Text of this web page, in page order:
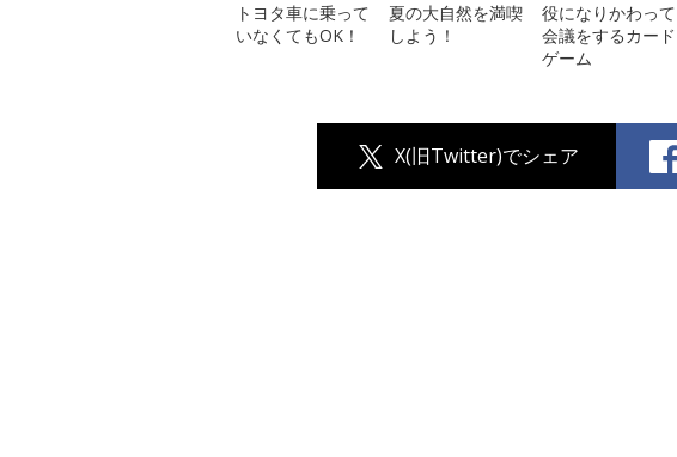
トヨタ車に乗って
いなくてもOK！
夏の大自然を満喫
しよう！
役になりかわって
会議をするカード
ゲーム
X(旧Twitter)でシェア